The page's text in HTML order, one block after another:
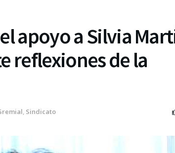
apoyo a Silvia
reflexiones de la
, Sindicato